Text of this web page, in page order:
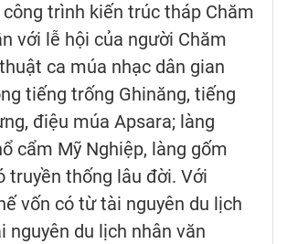
công trình kiến trúc tháp Chăm
với lễ hội của người Chăm
ca múa nhạc dân gian
tiếng trống Ghinăng, tiếng
điệu múa Apsara; làng
cẩm Mỹ Nghiệp, làng gốm
truyền thống lâu đời. Với
vốn có từ tài nguyên du lịch
nguyên du lịch nhân văn